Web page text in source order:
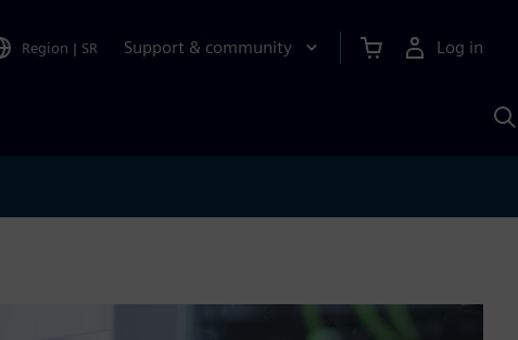
Region | SR Support & community Log in